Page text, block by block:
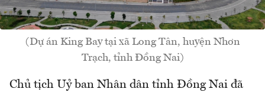
(Dự án King Bay tại xã Long Tân, huyện Nhơn
Trạch, tỉnh Đồng Nai)
Chủ tịch Uỷ ban Nhân dân tỉnh Đồng Nai đã